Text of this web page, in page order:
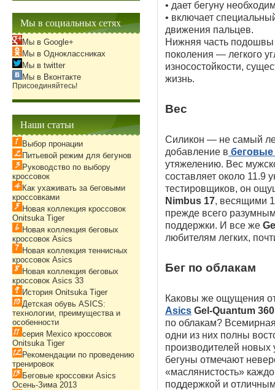
• дает бегуну
• включает
движения пальцев.
Нижняя часть подошвы
поколения — легкого
износостойкости,
жизнь.
Вес
Силикон — не самый
добавление в беговые
утяжелению. Вес
составляет около
тестировщиков, он
Nimbus 17, весящими
прежде всего
поддержки. И все же
любителям легких,
Бег по облакам
Каковы же ощущения
Asics Gel-Quantum
по облакам?
одни из них полны
производителей
бегуны отмечают
«маслянистость»
поддержкой и
Мы в социальных сетях
Мы в Google+
Мы в Одноклассниках
Мы в twitter
Мы в Вконтакте
Присоединяйтесь!
Наши статьи
Выбор пронации
Питьевой режим для бегунов
Руководство по выбору
кроссовок
Как ухаживать за беговыми
кроссовками
Новая коллекция кроссовок
Onitsuka Tiger
Новая коллекция беговых
кроссовок Asics
Новая коллекция теннисных
кроссовок Asics
Новая коллекция беговых
кроссовок Asics 33
История Onitsuka Tiger
Детская обувь ASICS:
технологии, преимущества и
особенности
серия Mexico кроссовок
Onitsuka Tiger
Рекомендации по проведению
тренировок
Беговые кроссовки Asics
Осень-Зима 2013